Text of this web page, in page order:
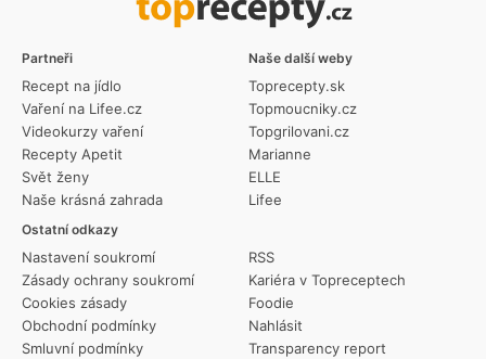
Partneři
Recept na jídlo
Vaření na Lifee.cz
Videokurzy vaření
Recepty Apetit
Svět ženy
Naše krásná zahrada
Ostatní odkazy
Nastavení soukromí
Zásady ochrany soukromí
Cookies zásady
Obchodní podmínky
Smluvní podmínky
RSS
Kariéra v Topreceptech
Foodie
Nahlásit
Transparency report
Naše další weby
Toprecepty.sk
Topmoucniky.cz
Topgrilovani.cz
Marianne
ELLE
Lifee